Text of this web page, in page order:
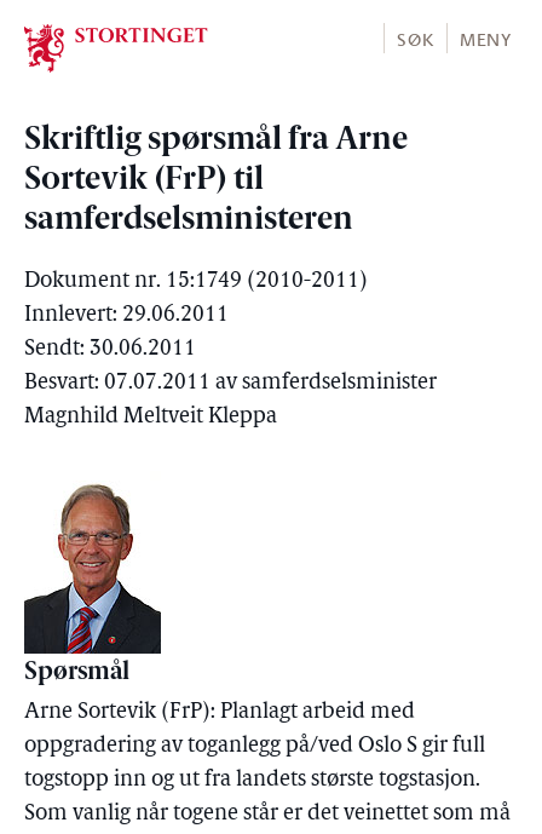
Stortinget.no
SØK MENY
Skriftlig spørsmål fra Arne
Sortevik (FrP) til
samferdselsministeren
Dokument nr. 15:1749 (2010-2011)
Innlevert: 29.06.2011
Sendt: 30.06.2011
Besvart: 07.07.2011 av samferdselsminister
Magnhild Meltveit Kleppa
Spørsmål
Arne Sortevik (FrP): Planlagt arbeid med
oppgradering av toganlegg på/ved Oslo S gir full
togstopp inn og ut fra landets største togstasjon.
Som vanlig når togene står er det veinettet som må